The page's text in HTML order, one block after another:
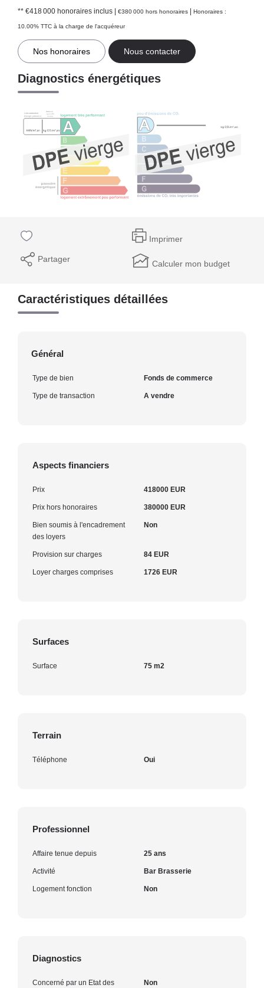
** €418 000 honoraires inclus | €380 000 hors honoraires | Honoraires :
10.00% TTC à la charge de l'acquéreur
Nos honoraires Nous contacter
Diagnostics énergétiques
Imprimer
Partager Calculer mon budget
Caractéristiques détaillées
Général
Type de bien Fonds de commerce
Type de transaction A vendre
Aspects financiers
Prix 418000 EUR
Prix hors honoraires 380000 EUR
Bien soumis à l'encadrement
des loyers
Non
Provision sur charges 84 EUR
Loyer charges comprises 1726 EUR
Surfaces
Surface 75 m2
Terrain
Téléphone Oui
Professionnel
Affaire tenue depuis 25 ans
Activité Bar Brasserie
Logement fonction Non
Diagnostics
Concerné par un Etat des Non